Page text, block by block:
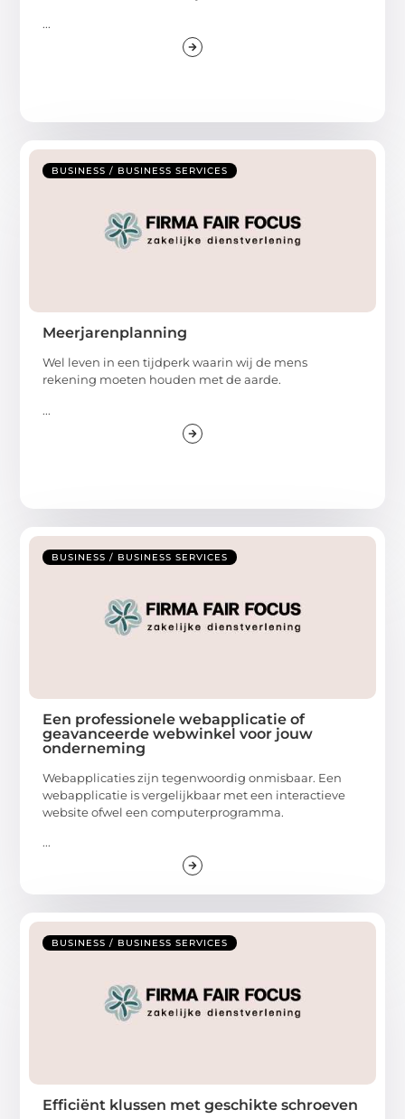
...
BUSINESS / BUSINESS SERVICES
Meerjarenplanning
Wel leven in een tijdperk waarin wij de mens
rekening moeten houden met de aarde.
...
BUSINESS / BUSINESS SERVICES
Een professionele webapplicatie of
geavanceerde webwinkel voor jouw
onderneming
Webapplicaties zijn tegenwoordig onmisbaar. Een
webapplicatie is vergelijkbaar met een interactieve
website ofwel een computerprogramma.
...
BUSINESS / BUSINESS SERVICES
Efficiënt klussen met geschikte schroeven